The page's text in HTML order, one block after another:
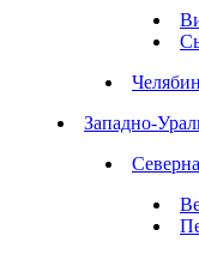
Западно-